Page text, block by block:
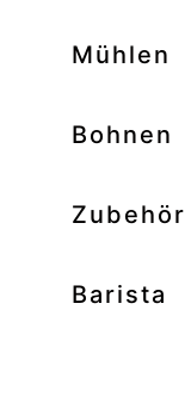
Mühlen
–
Bohnen
–
Zubehör
Barista